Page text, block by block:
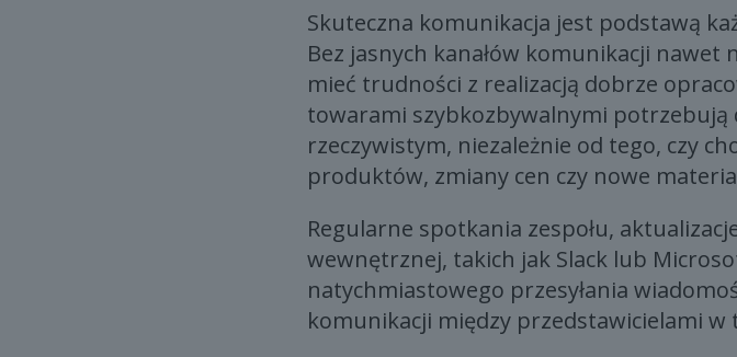
Skuteczna komunikacja jest podstawą
Bez jasnych kanałów komunikacji nawet
mieć trudności z realizacją dobrze
towarami szybkozbywalnymi potrzebują
rzeczywistym, niezależnie od tego, czy
produktów, zmiany cen czy nowe
Regularne spotkania zespołu,
wewnętrznej, takich jak Slack lub
natychmiastowego przesyłania
komunikacji między przedstawicielami w